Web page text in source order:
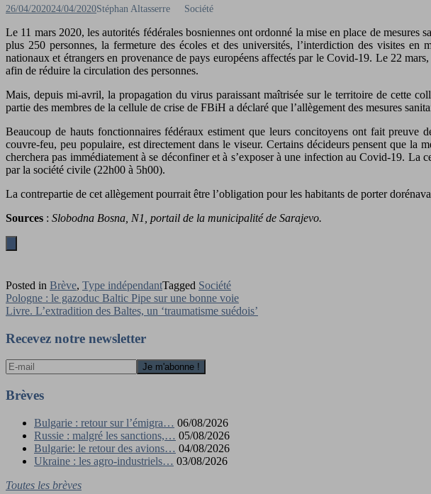
Posted
26/04/202024/04/2020Author
Stéphan Altasserre Société
Le 11 mars 2020, les autorités fédérales bosniennes ont ordonné la mise en place de
plus 250 personnes, la fermeture des écoles et des universités, l’interdiction des visites en
nationaux et étrangers en provenance de pays européens affectés par le Covid-19. Le 22
afin de réduire la circulation des personnes.
Mais, depuis mi-avril, la propagation du virus paraissant maîtrisée sur le territoire de cette
partie des membres de la cellule de crise de FBiH a déclaré que l’allègement des mesures
Beaucoup de hauts fonctionnaires fédéraux estiment que leurs concitoyens ont fait preuve
couvre-feu, peu populaire, est directement dans le viseur. Certains décideurs pensent que
cherchera pas immédiatement à se déconfiner et à s’exposer à une infection au Covid-19.
par la société civile (22h00 à 5h00).
La contrepartie de cet allègement pourrait être l’obligation pour les habitants de porter
Sources : Slobodna Bosna, N1, portail de la municipalité de Sarajevo.
Posted in Brève, Type indépendantTagged Société
Navigation
de
l’article
Pologne : le gazoduc Baltic Pipe sur une bonne voie
Livre. L’extradition des Baltes, un ‘traumatisme suédois’
Recevez notre newsletter
Brèves
Bulgarie : retour sur l’émigra… 06/08/2026
Russie : malgré les sanctions,… 05/08/2026
Bulgarie: le retour des avions… 04/08/2026
Ukraine : les agro-industriels… 03/08/2026
Toutes les brèves